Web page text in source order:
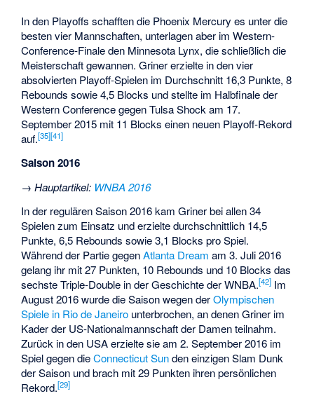
In den Playoffs schafften die Phoenix Mercury es unter die
besten vier Mannschaften, unterlagen aber im Western-
Conference-Finale den Minnesota Lynx, die schließlich die
Meisterschaft gewannen. Griner erzielte in den vier
absolvierten Playoff-Spielen im Durchschnitt 16,3 Punkte, 8
Rebounds sowie 4,5 Blocks und stellte im Halbfinale der
Western Conference gegen Tulsa Shock am 17.
September 2015 mit 11 Blocks einen neuen Playoff-Rekord
auf.[35][41]
Saison 2016
→Hauptartikel: WNBA 2016
In der regulären Saison 2016 kam Griner bei allen 34
Spielen zum Einsatz und erzielte durchschnittlich 14,5
Punkte, 6,5 Rebounds sowie 3,1 Blocks pro Spiel.
Während der Partie gegenAtlanta Dream am 3. Juli 2016
gelang ihr mit 27 Punkten, 10 Rebounds und 10 Blocks das
sechste Triple-Double in der Geschichte der WNBA.[42] Im
August 2016 wurde die Saison wegen derOlympischen
Spiele in Rio de Janeiro unterbrochen, an denen Griner im
Kader der US-Nationalmannschaft der Damen teilnahm.
Zurück in den USA erzielte sie am 2. September 2016 im
Spiel gegen dieConnecticut Sunden einzigen Slam Dunk
der Saison und brach mit 29 Punkten ihren persönlichen
Rekord.[29]